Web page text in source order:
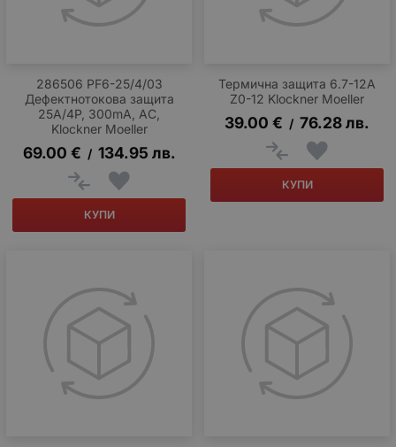
286506 PF6-25/4/03
Дефектнотокова защита
25A/4P, 300mA, AC,
Klockner Moeller
69.00 € / 134.95 лв.
КУПИ
Термична защита 6.7-12A
Z0-12 Klockner Moeller
39.00 € / 76.28лв.
КУПИ